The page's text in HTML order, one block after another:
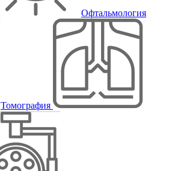
Офтальмология
Томография